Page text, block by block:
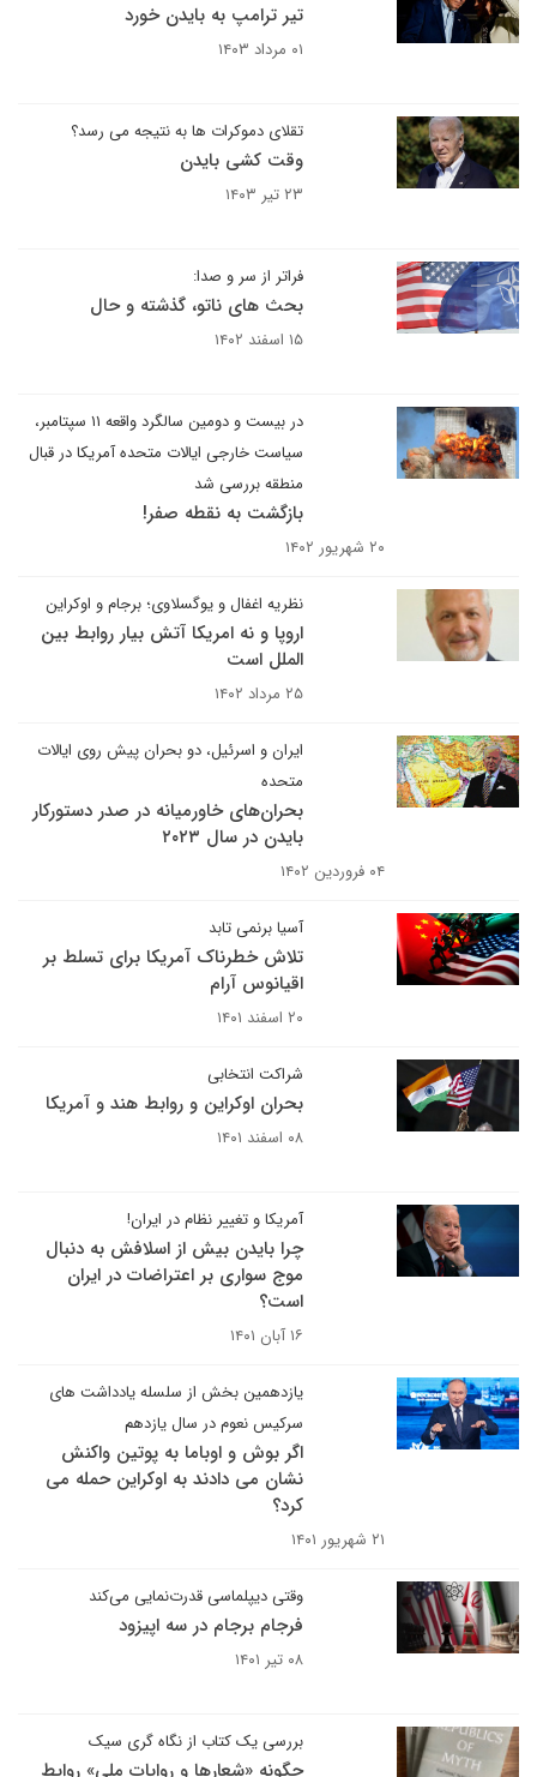
تیر ترامپ به بایدن خورد
۰۱ مرداد ۱۴۰۳
تقلای دموکرات ها به نتیجه می رسد؟
وقت کشی بایدن
۲۳ تیر ۱۴۰۳
فراتر از سر و صدا:
بحث های ناتو، گذشته و حال
۱۵ اسفند ۱۴۰۲
در بیست و دومین سالگرد واقعه ۱۱ سپتامبر،
سیاست خارجی ایالات متحده آمریکا در قبال
منطقه بررسی شد
بازگشت به نقطه صفر!
۲۰ شهریور ۱۴۰۲
نظریه اغفال و یوگسلاوی؛ برجام و اوکراین
اروپا و نه امریکا آتش بیار روابط بین
الملل است
۲۵ مرداد ۱۴۰۲
ایران و اسرئیل، دو بحران پیش روی ایالات
متحده
بحران‌های خاورمیانه در صدر دستورکار
بایدن در سال ۲۰۲۳
۰۴ فروردین ۱۴۰۲
آسیا برنمی تابد
تلاش خطرناک آمریکا برای تسلط بر
اقیانوس آرام
۲۰ اسفند ۱۴۰۱
شراکت انتخابی
بحران اوکراین و روابط هند و آمریکا
۰۸ اسفند ۱۴۰۱
آمریکا و تغییر نظام در ایران!
چرا بایدن بیش از اسلافش به دنبال
موج سواری بر اعتراضات در ایران
است؟
۱۶ آبان ۱۴۰۱
یازدهمین بخش از سلسله یادداشت های
سرکیس نعوم در سال یازدهم
اگر بوش و اوباما به پوتین واکنش
نشان می دادند به اوکراین حمله می
کرد؟
۲۱ شهریور ۱۴۰۱
وقتی دیپلماسی قدرت‌نمایی می‌کند
فرجام برجام در سه اپیزود
۰۸ تیر ۱۴۰۱
بررسی یک کتاب از نگاه گری سیک
چگونه «شعارها و روایات ملی» روابط